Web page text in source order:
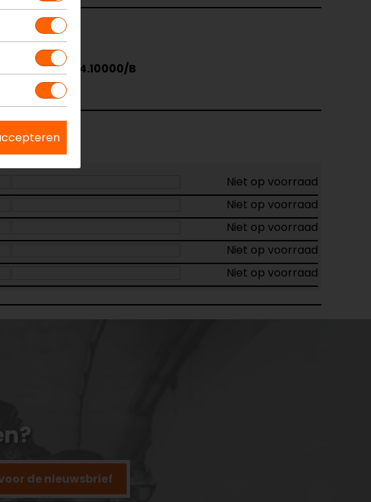
HPS.05.764.10000/B
N.v.t.
Niet op voorraad
Niet op voorraad
Niet op voorraad
Niet op voorraad
Niet op voorraad
de nieuwsbrief